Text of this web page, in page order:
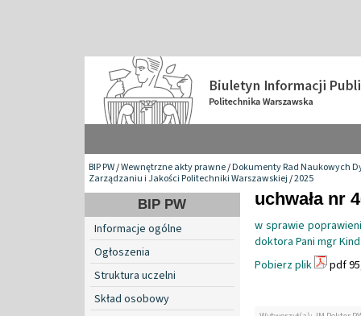
BIP PW/Wewnętrzne akty prawne/Dokumenty Rad Naukowych
Zarządzaniu i Jakości Politechniki Warszawskiej/2025
BIP PW
Informacje ogólne
Ogłoszenia
Struktura uczelni
Skład osobowy
uchwała nr
w sprawie
doktora Pani mgr
Pobierz plik
pdf